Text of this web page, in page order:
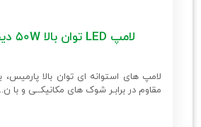
لامپ LED توان بالا 50W دیفیوزر شفاف
لامپ های استوانه ای توان بالا
مقاوم در برابـر شوک های مکانیکــی و با